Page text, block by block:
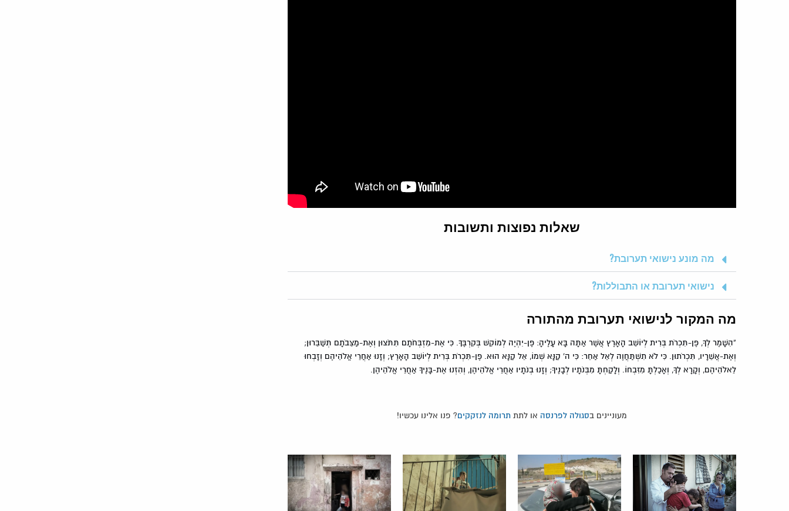
שאלות נפוצות ותשובות
מה מונע נישואי תערובת?
נישואי תערובת או התבוללות?
מה המקור לנישואי תערובת מהתורה
”הִשָּׁמֶר לְךָ, פֶּן-תִּכְרֹת בְּרִית לְיוֹשֵׁב הָאָרֶץ אֲשֶׁר אַתָּה בָּא עָלֶיהָ: פֶּן-יִהְיֶה לְמוֹקֵשׁ בְּקִרְבֶּךָ. כִּי אֶת-מִזְבְּחֹתָם תִּתֹּצוּן וְאֶת-מַצֵּבֹתָם תְּשַׁבֵּרוּן;
וְאֶת-אֲשֵׁרָיו, תִּכְרֹתוּן. כִּי לֹא תִשְׁתַּחֲוֶה לְאֵל אַחֵר: כִּי ה' קַנָּא שְׁמוֹ, אֵל קַנָּא הוּא. פֶּן-תִּכְרֹת בְּרִית לְיוֹשֵׁב הָאָרֶץ; וְזָנוּ אַחֲרֵי אֱלֹהֵיהֶם וְזָבְחוּ
לֵאלֹהֵיהֶם, וְקָרָא לְךָ, וְאָכַלְתָּ מִזִּבְחוֹ. וְלָקַחְתָּ מִבְּנֹתָיו לְבָנֶיךָ; וְזָנוּ בְנֹתָיו אַחֲרֵי אֱלֹהֵיהֶן, וְהִזְנוּ אֶת-בָּנֶיךָ אַחֲרֵי אֱלֹהֵיהֶן.
מעוניינים בסגולה לפרנסה או לתת תרומה לנזקקים? פנו אלינו עכשיו!